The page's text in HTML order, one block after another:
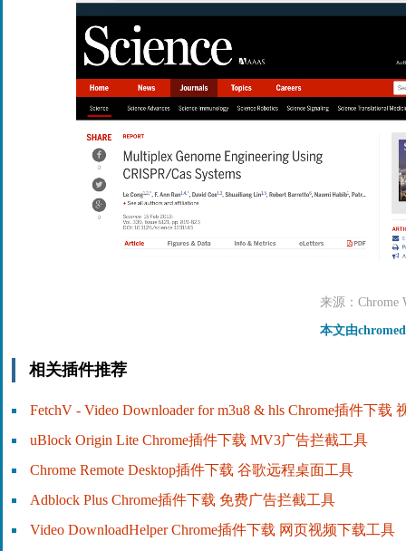
来源：Chrome
本文由
相关插件推荐
FetchV - Video Downloader for m3u8 & hls Chrome插件下载
uBlock Origin Lite Chrome插件下载 MV3广告拦截工具
Chrome Remote Desktop插件下载 谷歌远程桌面工具
Adblock Plus Chrome插件下载 免费广告拦截工具
Video DownloadHelper Chrome插件下载 网页视频下载工具